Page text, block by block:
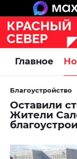
Главное
Благоустройство
Оставили
Жители